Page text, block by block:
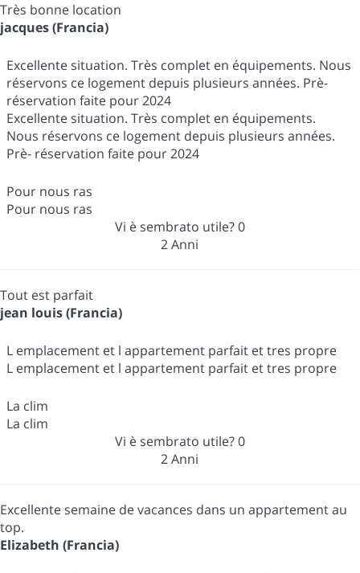
Très bonne location
jacques (Francia)
Excellente situation. Très complet en équipements. Nous
réservons ce logement depuis plusieurs années. Prè-
réservation faite pour 2024
Excellente situation. Très complet en équipements.
Nous réservons ce logement depuis plusieurs années.
Prè- réservation faite pour 2024
Pour nous ras
Pour nous ras
Vi è sembrato utile?0
2 Anni
Tout est parfait
jean louis (Francia)
L emplacement et l appartement parfait et tres propre
L emplacement et l appartement parfait et tres propre
La clim
La clim
Vi è sembrato utile?0
2 Anni
Excellente semaine de vacances dans un appartement au
top.
Elizabeth (Francia)